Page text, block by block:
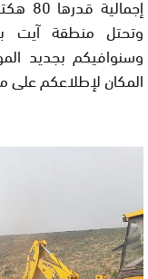
وتحتل منطقة آيت
وسنوافيكم بجديد
المكان لإطلاعكم